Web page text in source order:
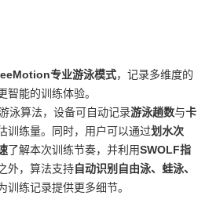
专业游泳模式，记录多维度的
智能的训练体验。
泳算法，设备可自动记录游泳趟数与卡
训练量。同时，用户可以通过划水次
了解本次训练节奏，并利用SWOLF指
外，算法支持自动识别自由泳、蛙泳、
训练记录提供更多细节。